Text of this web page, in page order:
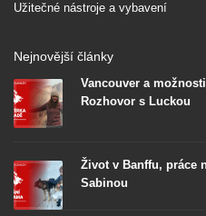
Užitečné nástroje a vybavení
Nejnovější články
Vancouver a
Rozhovor s Luckou
Život v Banffu, práce
Sabinou